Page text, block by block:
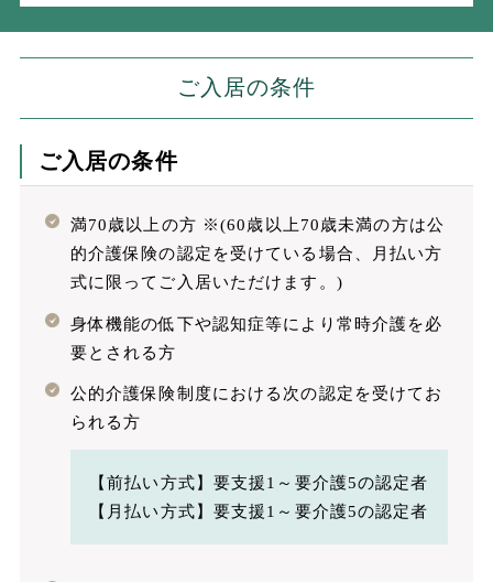
ご入居の条件
ご入居の条件
満70歳以上の方 ※(60歳以上70歳未満の方は公
的介護保険の認定を受けている場合、月払い方
式に限ってご入居いただけます。)
身体機能の低下や認知症等により常時介護を必
要とされる方
公的介護保険制度における次の認定を受けてお
られる方
【前払い方式】要支援1～要介護5の認定者
【月払い方式】要支援1～要介護5の認定者